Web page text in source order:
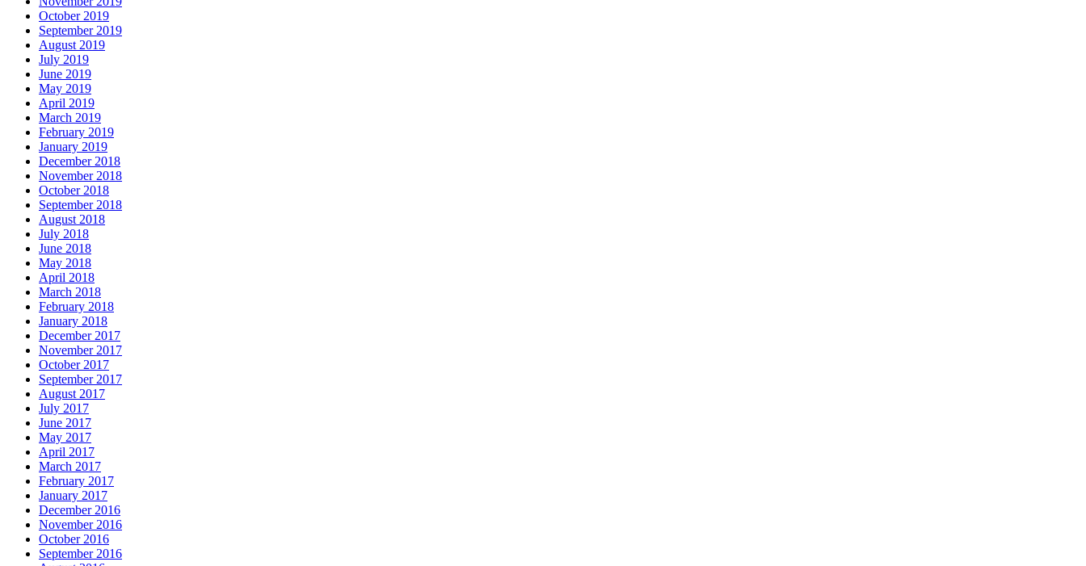
October 2019
September 2019
August 2019
July 2019
June 2019
May 2019
April 2019
March 2019
February 2019
January 2019
December 2018
November 2018
October 2018
September 2018
August 2018
July 2018
June 2018
May 2018
April 2018
March 2018
February 2018
January 2018
December 2017
November 2017
October 2017
September 2017
August 2017
July 2017
June 2017
May 2017
April 2017
March 2017
February 2017
January 2017
December 2016
November 2016
October 2016
September 2016